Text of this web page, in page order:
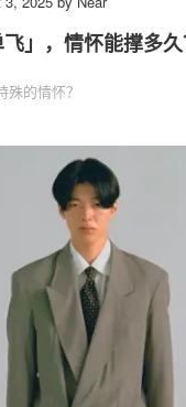
」，情怀能撑多久
的情怀？